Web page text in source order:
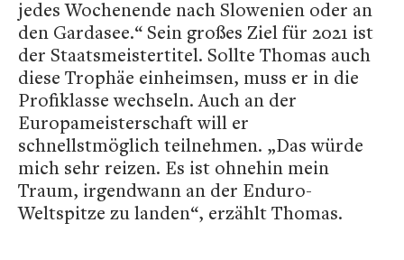
jedes Wochenende nach Slowenien oder an
den Gardasee.“ Sein großes Ziel für 2021 ist
der Staatsmeistertitel. Sollte Thomas auch
diese Trophäe einheimsen, muss er in die
Profiklasse wechseln. Auch an der
Europameisterschaft will er
schnellstmöglich teilnehmen. „Das würde
mich sehr reizen. Es ist ohnehin mein
Traum, irgendwann an der Enduro-
Weltspitze zu landen“, erzählt Thomas.